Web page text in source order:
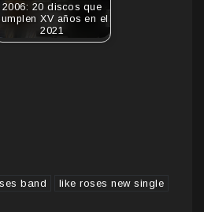
2006: 20 discos que
XV años en el
2021
band
like roses new single